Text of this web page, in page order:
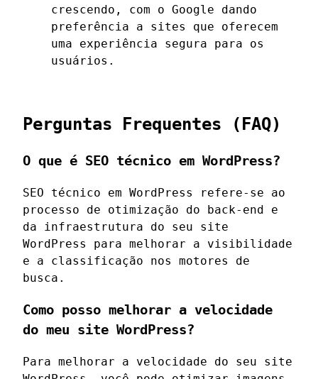
crescendo, com o Google dando
preferência a sites que oferecem
uma experiência segura para os
usuários.
Perguntas Frequentes (FAQ)
O que é SEO técnico em WordPress?
SEO técnico em WordPress refere-se ao
processo de otimização do back-end e
da infraestrutura do seu site
WordPress para melhorar a visibilidade
e a classificação nos motores de
busca.
Como posso melhorar a velocidade
do meu site WordPress?
Para melhorar a velocidade do seu site